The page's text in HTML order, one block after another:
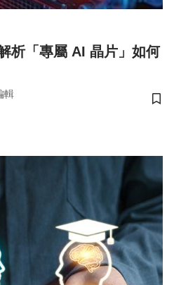
析「專屬 AI 晶片」如何
輯
儲